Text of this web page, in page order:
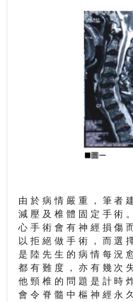
由於病情嚴重，筆者
減壓及椎體固定手術
心手術會有神經損傷
以拒絕做手術，而選
是陸先生的病情每況
都有難度，亦有幾次
他頸椎的問題是計時
會令脊髓中樞神經永